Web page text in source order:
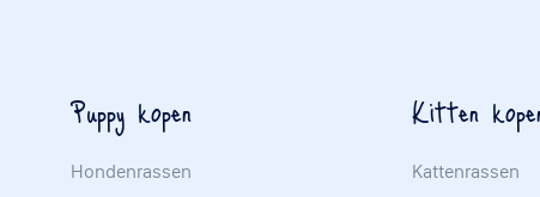
Puppy kopen
Hondenrassen
Kitten
Kattenrassen